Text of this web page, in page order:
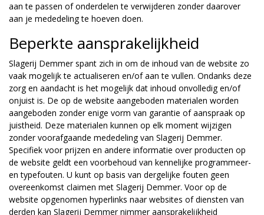
aan te passen of onderdelen te verwijderen zonder daarover
aan je mededeling te hoeven doen.
Beperkte aansprakelijkheid
Slagerij Demmer spant zich in om de inhoud van de website zo
vaak mogelijk te actualiseren en/of aan te vullen. Ondanks deze
zorg en aandacht is het mogelijk dat inhoud onvolledig en/of
onjuist is. De op de website aangeboden materialen worden
aangeboden zonder enige vorm van garantie of aanspraak op
juistheid. Deze materialen kunnen op elk moment wijzigen
zonder voorafgaande mededeling van Slagerij Demmer.
Specifiek voor prijzen en andere informatie over producten op
de website geldt een voorbehoud van kennelijke programmeer-
en typefouten. U kunt op basis van dergelijke fouten geen
overeenkomst claimen met Slagerij Demmer. Voor op de
website opgenomen hyperlinks naar websites of diensten van
derden kan Slagerij Demmer nimmer aansprakelijkheid